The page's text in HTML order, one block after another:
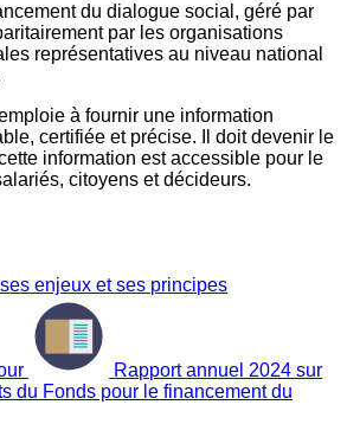
du dialogue social, géré par
par les organisations
représentatives au niveau national
à fournir une information
certifiée et précise. Il doit devenir le
information est accessible pour le
citoyens et décideurs.
enjeux et ses principes
Rapport annuel 2024 sur
du Fonds pour le financement du